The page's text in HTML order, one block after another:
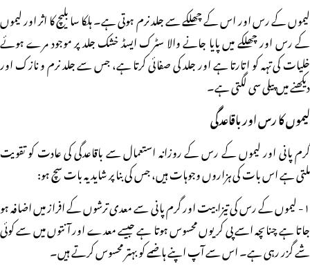
لیموں کے رس اور اس کے چھلکے سے جلد نرم ہوتی ہے۔ ہلکا سا بلیچ کا اثر اور لیموں
کے رس اور چھلکے میں پایا جانے والا سٹرک ایسڈ خشک جلد پر موجود مرے ہوئے
خلیات کی تہہ کو اتارتا ہے اور جلد کی صفائی کرتا ہے، جس سے جلد نرم و نازک اور
دیکھنے میں پیلی سی لگتی ہے۔
لیموں کا رس اور باقاعدگی
گرم پانی اور لیموں کے رس کے روزانہ استعمال سے باقاعدگی کی عادت کو تقویت
ملتی ہے اس بات کی ہزاروں وجوہات ہیں، جس کی بنا پر شاید یہ بات سچ ہو:
۱- لیموں کے رس کی تیزابیت اور گرم پانی سے معدی ترشوں کے افراز میں اضافہ ہو
جاتا ہے چناںچہ اسے پی کر یوں محسوس ہوتا ہے جیسے معدے اور آنتوں میں سے کوئی
شے گزر رہی ہے۔ اس سے آپ اپنے ہاضمے کو بہتر محسوس کرتے ہیں۔